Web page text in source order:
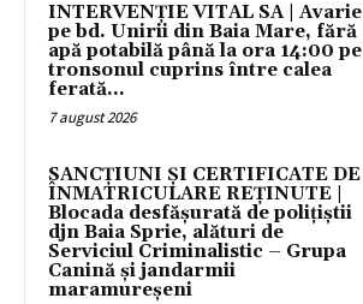
INTERVENȚIE VITAL SA | Avarie
pe bd. Unirii din Baia Mare, fără
apă potabilă până la ora 14:00 pe
tronsonul cuprins între calea
ferată...
7 august 2026
SANCȚIUNI ȘI CERTIFICATE DE
ÎNMATRICULARE REȚINUTE |
Blocada desfășurată de polițiștii
djn Baia Sprie, alături de
Serviciul Criminalistic – Grupa
Canină și jandarmii
maramureșeni